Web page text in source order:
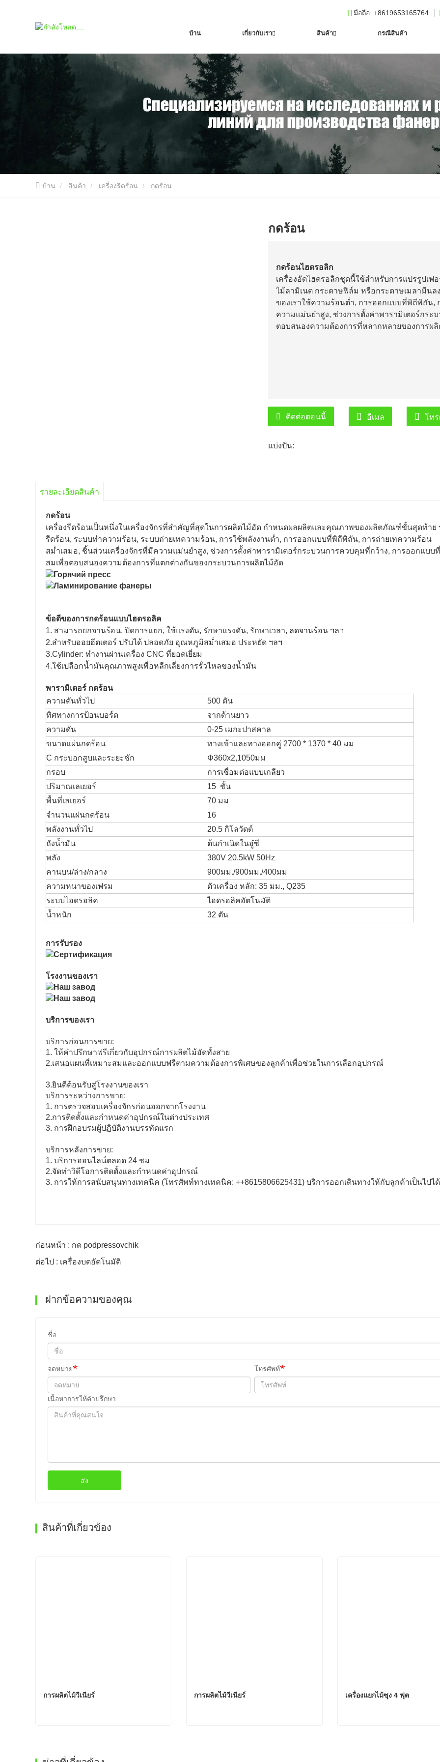
บ้าน เกี่ยวกับเรา สินค้า กรณีสินค้า
มือถือ: +8619653165764
บ้าน สินค้า เครื่องรีดร้อน กดร้อน
กดร้อน
กดร้อนไฮดรอลิก
เครื่องอัดไฮดรอลิกชุดนี้ใช้สำหรับการแปรรูปเ
ไม้ลามิเนต กระดาษฟิล์ม หรือกระดาษเมลามีน
ของเราใช้ความร้อนต่ำ, การออกแบบที่พิถีพิถัน,
ความแม่นยำสูง, ช่วงการตั้งค่าพารามิเตอร์กร
ตอบสนองความต้องการที่หลากหลายของการผ
ติดต่อตอนนี้ อีเมล โท
แบ่งปัน:
รายละเอียดสินค้า
กดร้อน
เครื่องรีดร้อนเป็นหนึ่งในเครื่องจักรที่สำคัญที่สุดในการผลิตไม้อัด กำหนดผลผลิตและคุณภาพของผลิตภัณฑ์ขั้นสุดท้าย
รีดร้อน, ระบบทำความร้อน, ระบบถ่ายเทความร้อน, การใช้พลังงานต่ำ, การออกแบบที่พิถีพิถัน, การถ่ายเทความร้อน
สม่ำเสมอ, ชิ้นส่วนเครื่องจักรที่มีความแม่นยำสูง, ช่วงการตั้งค่าพารามิเตอร์กระบวนการควบคุมที่กว้าง, การออกแบบ
สมเพื่อตอบสนองความต้องการที่แตกต่างกันของกระบวนการผลิตไม้อัด
ข้อดีของการกดร้อนแบบไฮดรอลิค
1. สามารถยกจานร้อน, ปิดการแยก, ใช้แรงดัน, รักษาแรงดัน, รักษาเวลา, ลดจานร้อน ฯลฯ
2.สำหรับออยฮีตเตอร์ ปรับได้ ปลอดภัย อุณหภูมิสม่ำเสมอ ประหยัด ฯลฯ
3.Cylinder: ทำงานผ่านเครื่อง CNC ที่ยอดเยี่ยม
4.ใช้เปลือกน้ำมันคุณภาพสูงเพื่อหลีกเลี่ยงการรั่วไหลของน้ำมัน
พารามิเตอร์ กดร้อน
ความดันทั่วไป
500 ตัน
ทิศทางการป้อนบอร์ด
จากด้านยาว
ความดัน
0-25 เมกะปาสคาล
ขนาดแผ่นกดร้อน
ทางเข้าและทางออกคู่ 2700 * 1370 * 40 มม
C กระบอกสูบและระยะชัก
Φ360x2,1050มม
กรอบ
การเชื่อมต่อแบบเกลียว
ปริมาณเลเยอร์
15 ชั้น
พื้นที่เลเยอร์
70 มม
จำนวนแผ่นกดร้อน
16
พลังงานทั่วไป
20.5 กิโลวัตต์
ถังน้ำมัน
ต้นกำเนิดในอู๋ซี
พลัง
380V 20.5kW 50Hz
คานบน/ล่าง/กลาง
900มม./900มม./400มม
ความหนาของเฟรม
ตัวเครื่อง หลัก: 35 มม., Q235
ระบบไฮดรอลิค
ไฮดรอลิคอัตโนมัติ
น้ำหนัก
32 ตัน
การรับรอง
โรงงานของเรา
บริการของเรา
บริการก่อนการขาย:
1. ให้คำปรึกษาฟรีเกี่ยวกับอุปกรณ์การผลิตไม้อัดทั้งสาย
2.เสนอแผนที่เหมาะสมและออกแบบฟรีตามความต้องการพิเศษของลูกค้าเพื่อช่วยในการเลือกอุปกรณ์
3.ยินดีต้อนรับสู่โรงงานของเรา
บริการระหว่างการขาย:
1. การตรวจสอบเครื่องจักรก่อนออกจากโรงงาน
2.การติดตั้งและกำหนดค่าอุปกรณ์ในต่างประเทศ
3. การฝึกอบรมผู้ปฏิบัติงานบรรทัดแรก
บริการหลังการขาย:
1. บริการออนไลน์ตลอด 24 ชม
2.จัดทำวิดีโอการติดตั้งและกำหนดค่าอุปกรณ์
3. การให้การสนับสนุนทางเทคนิค (โทรศัพท์ทางเทคนิค: ++8615806625431) บริการออกเดินทางให้กับลูกค้าเป็นไปได้
ก่อนหน้า : กด podpressovchik
ต่อไป : เครื่องบดอัตโนมัติ
ฝากข้อความของคุณ
ชื่อ
จดหมาย โทรศัพท์
เนื้อหาการให้คำปรึกษา
ส่ง
สินค้าที่เกี่ยวข้อง
การผลิตไม้วีเนียร์
ติดต่อตอนนี้
การผลิตไม้วีเนียร์ เครื่องแยกไม้ซุง 4 ฟุต